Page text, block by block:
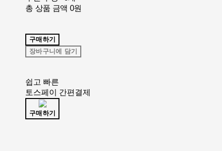
총 상품 금액 0원
구매하기
장바구니에 담기
쉽고 빠른
토스페이 간편결제
구매하기